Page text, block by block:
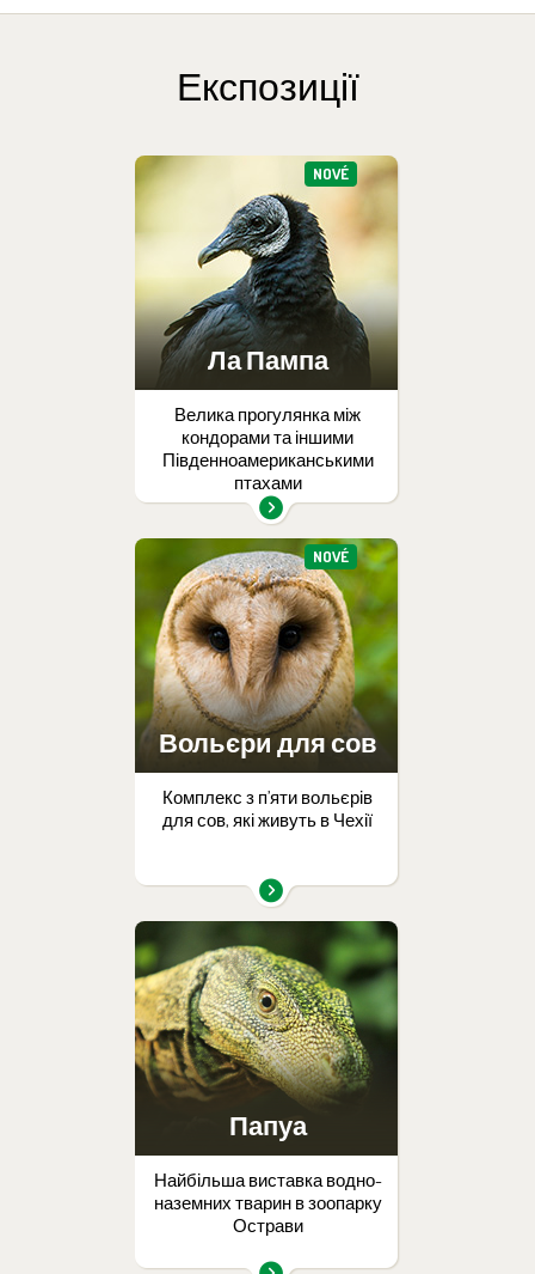
Archív novinek >
Експозиції
NOVÉ
Ла Пампа
Велика прогулянка між
кондорами та іншими
Південноамериканськими
птахами
NOVÉ
Вольєри для сов
Комплекс з п’яти вольєрів
для сов, які живуть в Чехії
Папуа
Найбільша виставка водно-
наземних тварин в зоопарку
Острави